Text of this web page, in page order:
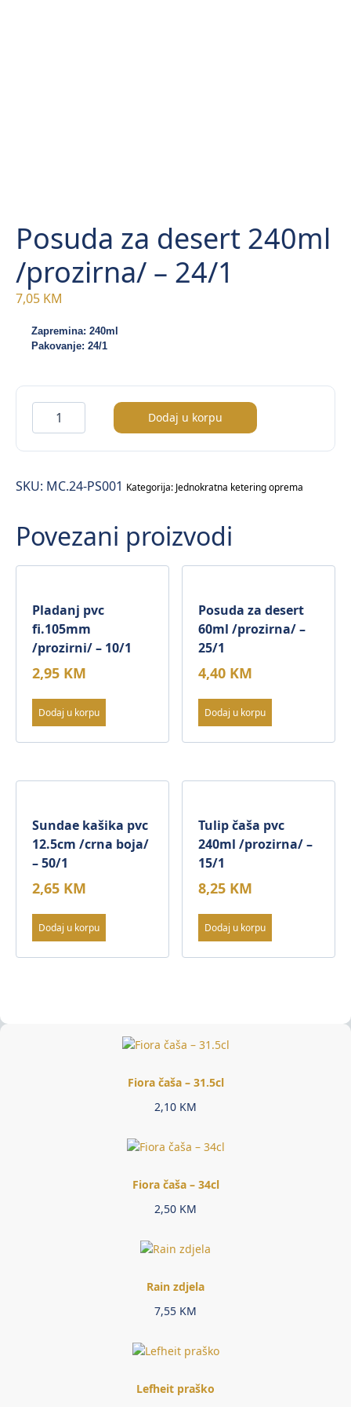
Posuda za desert 240ml
/prozirna/ – 24/1
7,05 KM
Zapremina: 240ml
Pakovanje: 24/1
Posuda
za
desert
/prozirna/
24/1
količina
Dodaj u korpu
SKU: MC.24-PS001 Kategorija: Jednokratna ketering oprema
Povezani proizvodi
Pladanj pvc
fi.105mm
/prozirni/ – 10/1
2,95 KM
Dodaj u korpu
Posuda za desert
60ml /prozirna/ –
25/1
4,40 KM
Dodaj u korpu
Sundae kašika pvc
12.5cm /crna boja/
– 50/1
2,65 KM
Dodaj u korpu
Tulip čaša pvc
240ml /prozirna/ –
15/1
8,25 KM
Dodaj u korpu
Fiora čaša – 31.5cl
2,10 KM
Fiora čaša – 34cl
2,50 KM
Rain zdjela
7,55 KM
Lefheit praško